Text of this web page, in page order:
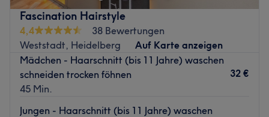
Fascination Hairstyle
4,4
38 Bewertungen
Weststadt, Heidelberg
Auf Karte anzeigen
Mädchen - Haarschnitt (bis 11 Jahre) waschen
schneiden trocken föhnen
45 Min.
32 €
Jungen - Haarschnitt (bis 11 Jahre) waschen